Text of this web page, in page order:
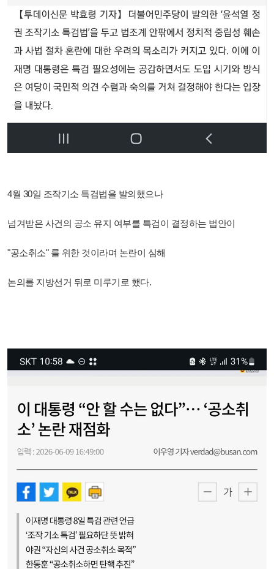
4월 30일 조작기소 특검법을 발의했으나
넘겨받은 사건의 공소 유지 여부를 특검이 결정하는 법안이
"공소취소" 를 위한 것이라며 논란이 심해
논의를 지방선거 뒤로 미루기로 했다.